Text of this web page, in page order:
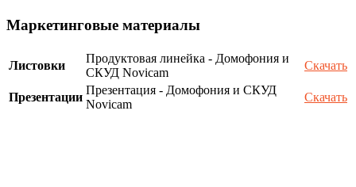
Маркетинговые материалы
Листовки
Продуктовая линейка - Домофония и
СКУД Novicam
Скачать
Презентации
Презентация - Домофония и СКУД
Novicam
Скачать